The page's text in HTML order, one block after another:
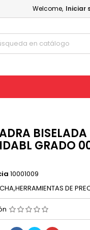
Welcome, Iniciar
GRADO
10001009
DE